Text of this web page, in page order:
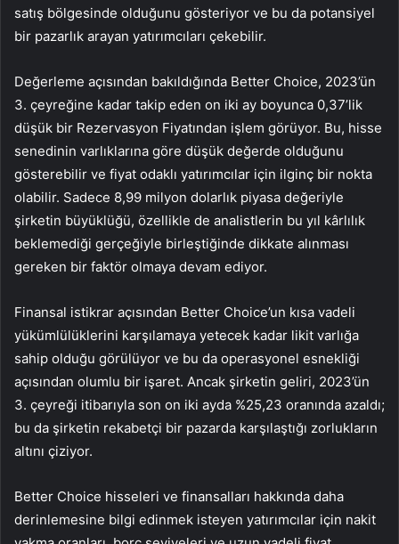
satış bölgesinde olduğunu gösteriyor ve bu da potansiyel
bir pazarlık arayan yatırımcıları çekebilir.
Değerleme açısından bakıldığında Better Choice, 2023’ün
3. çeyreğine kadar takip eden on iki ay boyunca 0,37’lik
düşük bir Rezervasyon Fiyatından işlem görüyor. Bu, hisse
senedinin varlıklarına göre düşük değerde olduğunu
gösterebilir ve fiyat odaklı yatırımcılar için ilginç bir nokta
olabilir. Sadece 8,99 milyon dolarlık piyasa değeriyle
şirketin büyüklüğü, özellikle de analistlerin bu yıl kârlılık
beklemediği gerçeğiyle birleştiğinde dikkate alınması
gereken bir faktör olmaya devam ediyor.
Finansal istikrar açısından Better Choice’un kısa vadeli
yükümlülüklerini karşılamaya yetecek kadar likit varlığa
sahip olduğu görülüyor ve bu da operasyonel esnekliği
açısından olumlu bir işaret. Ancak şirketin geliri, 2023’ün
3. çeyreği itibarıyla son on iki ayda %25,23 oranında azaldı;
bu da şirketin rekabetçi bir pazarda karşılaştığı zorlukların
altını çiziyor.
Better Choice hisseleri ve finansalları hakkında daha
derinlemesine bilgi edinmek isteyen yatırımcılar için nakit